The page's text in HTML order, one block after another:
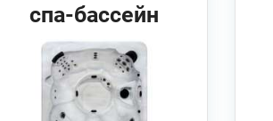
спа-бассейн
Coast Spas 7С44